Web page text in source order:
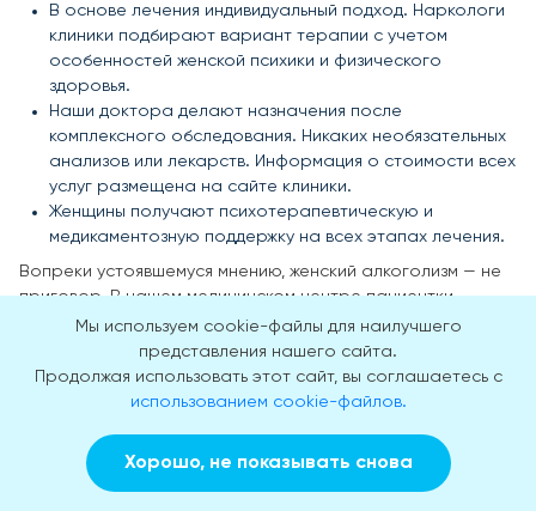
В основе лечения индивидуальный подход. Наркологи
клиники подбирают вариант терапии с учетом
особенностей женской психики и физического
здоровья.
Наши доктора делают назначения после
комплексного обследования. Никаких необязательных
анализов или лекарств. Информация о стоимости всех
услуг размещена на сайте клиники.
Женщины получают психотерапевтическую и
медикаментозную поддержку на всех этапах лечения.
Вопреки устоявшемуся мнению, женский алкоголизм — не
приговор. В нашем медицинском центре пациентки
получают качественное лечение на основе современных
методик и препаратов. Опытные специалисты делают все,
чтобы устранить причины болезни и вернуть зависимую к
здоровой, трезвой жизни. Если среди ваших друзей и
звоните по телефонам клиники и записывайтесь на
консультацию.
Мы используем cookie-файлы для наилучшего
представления нашего сайта.
Продолжая использовать этот сайт, вы соглашаетесь с
использованием cookie-файлов.
Хорошо, не показывать снова
Полезные курсы
Заказать звонок Вызвать врача на дом